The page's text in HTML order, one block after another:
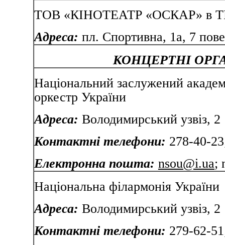
ТОВ «КІНОТЕАТР «ОСКАР» в
Адреса: пл. Спортивна, 1а, 7
КОНЦЕРТНІ
Національний заслужений
оркестр України
Адреса: Володимирський узвіз, 2
Контактні телефони: 278-40-
Електронна пошта: nsou@i.ua;
Національна філармонія України
Адреса: Володимирський узвіз, 2
Контактні телефони: 279-62-